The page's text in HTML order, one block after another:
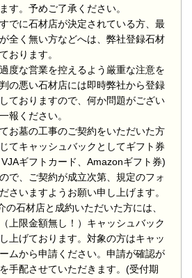
す。予めご了承ください。
でに石材店が決定されている方、最
全く無い方などへは、弊社登録石材
おります。
度な営業を控えるよう厳重な注意を
の悪い石材店には即時弊社から登録
ておりますので、何か問題がござい
報ください。
お墓の工事のご契約をいただいた方
てキャッシュバックとしてギフト券
ギフトカード、Amazonギフト券)
で、ご契約が成立次第、規定のフォ
さいますようお願い申し上げます。
石材店と成約いただいた方には、
上限金額無し！）キャッシュバック
上げております。対象の方はキャッ
ムから申請ください。申請が確認が
手配させていただきます。(受付期